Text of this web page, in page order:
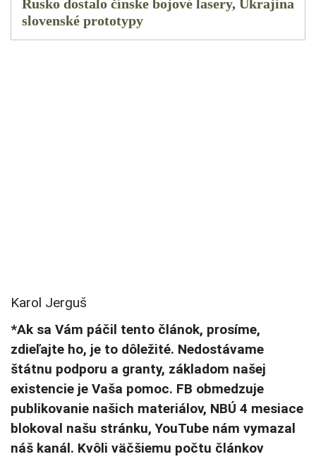
Rusko dostalo čínske bojové lasery, Ukrajina
slovenské prototypy
Karol Jerguš
*Ak sa Vám páčil tento článok, prosíme,
zdieľajte ho, je to dôležité. Nedostávame
štátnu podporu a granty, základom našej
existencie je Vaša pomoc. FB obmedzuje
publikovanie našich materiálov, NBÚ 4 mesiace
blokoval našu stránku, YouTube nám vymazal
náš kanál. Kvôli väčšiemu počtu článkov